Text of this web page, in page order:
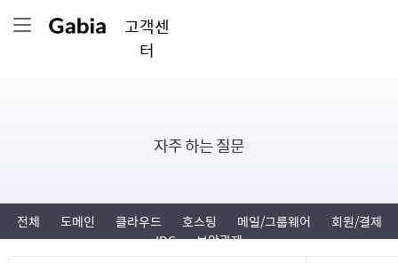
고객센
터
자주 하는 질문
전체 도메인 클라우드 호스팅 메일/그룹웨어
회원/결제
IDC
보안관제